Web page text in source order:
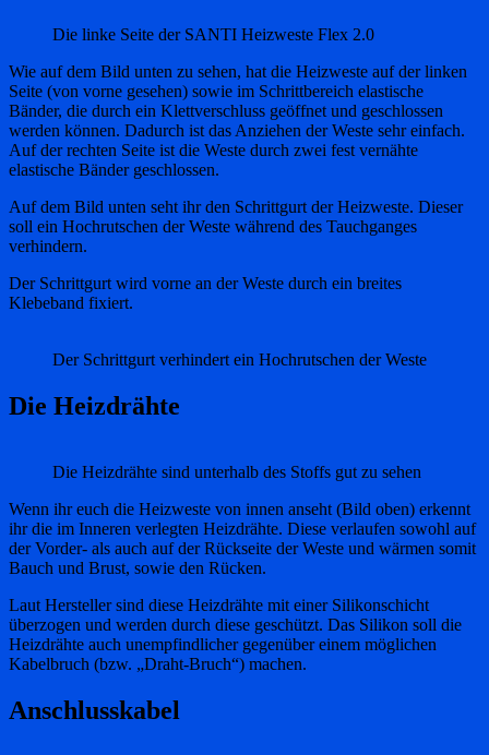
Die linke Seite der SANTI Heizweste Flex 2.0
Wie auf dem Bild unten zu sehen, hat die Heizweste auf der linken
Seite (von vorne gesehen) sowie im Schrittbereich elastische
Bänder, die durch ein Klettverschluss geöffnet und geschlossen
werden können. Dadurch ist das Anziehen der Weste sehr einfach.
Auf der rechten Seite ist die Weste durch zwei fest vernähte
elastische Bänder geschlossen.
Auf dem Bild unten seht ihr den Schrittgurt der Heizweste. Dieser
soll ein Hochrutschen der Weste während des Tauchganges
verhindern.
Der Schrittgurt wird vorne an der Weste durch ein breites
Klebeband fixiert.
Der Schrittgurt verhindert ein Hochrutschen der Weste
Die Heizdrähte
Die Heizdrähte sind unterhalb des Stoffs gut zu sehen
Wenn ihr euch die Heizweste von innen anseht (Bild oben) erkennt
ihr die im Inneren verlegten Heizdrähte. Diese verlaufen sowohl auf
der Vorder- als auch auf der Rückseite der Weste und wärmen somit
Bauch und Brust, sowie den Rücken.
Laut Hersteller sind diese Heizdrähte mit einer Silikonschicht
überzogen und werden durch diese geschützt. Das Silikon soll die
Heizdrähte auch unempfindlicher gegenüber einem möglichen
Kabelbruch (bzw. „Draht-Bruch“) machen.
Anschlusskabel